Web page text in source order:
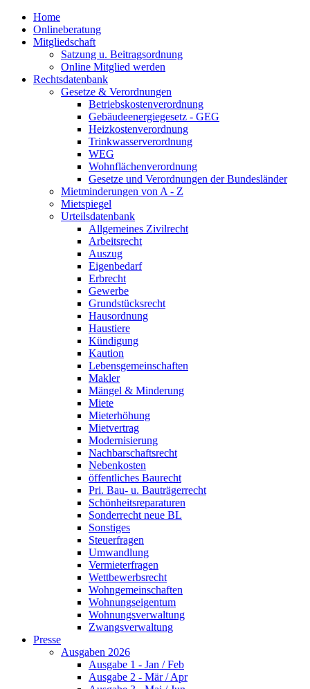
Home
Onlineberatung
Mitgliedschaft
Satzung u. Beitragsordnung
Online Mitglied werden
Rechtsdatenbank
Gesetze & Verordnungen
Betriebskostenverordnung
Gebäudeenergiegesetz - GEG
Heizkostenverordnung
Trinkwasserverordnung
WEG
Wohnflächenverordnung
Gesetze und Verordnungen der Bundesländer
Mietminderungen von A - Z
Mietspiegel
Urteilsdatenbank
Allgemeines Zivilrecht
Arbeitsrecht
Auszug
Eigenbedarf
Erbrecht
Gewerbe
Grundstücksrecht
Hausordnung
Haustiere
Kündigung
Kaution
Lebensgemeinschaften
Makler
Mängel & Minderung
Miete
Mieterhöhung
Mietvertrag
Modernisierung
Nachbarschaftsrecht
Nebenkosten
öffentliches Baurecht
Pri. Bau- u. Bauträgerrecht
Schönheitsreparaturen
Sonderrecht neue BL
Sonstiges
Steuerfragen
Umwandlung
Vermieterfragen
Wettbewerbsrecht
Wohngemeinschaften
Wohnungseigentum
Wohnungsverwaltung
Zwangsverwaltung
Presse
Ausgaben 2026
Ausgabe 1 - Jan / Feb
Ausgabe 2 - Mär / Apr